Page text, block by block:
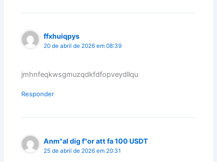
ffxhuiqpys
20 de abril de 2026 em 08:39
jmhnfeqkwsgmuzqdkfdfopveydllqu
Responder
Anm"al dig f"or att fa 100 USDT
25 de abril de 2026 em 20:31